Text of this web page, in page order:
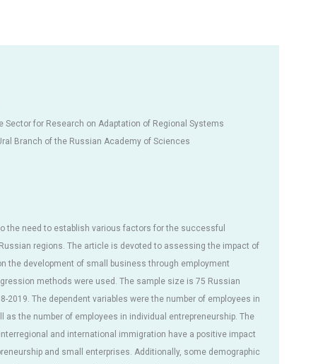
Sector for Research on Adaptation of Regional Systems
Branch of the Russian Academy of Sciences
the need to establish various factors for the successful
regions. The article is devoted to assessing the impact of
the development of small business through employment
methods were used. The sample size is 75 Russian
2019. The dependent variables were the number of employees in
as the number of employees in individual entrepreneurship. The
and international immigration have a positive impact
and small enterprises. Additionally, some demographic